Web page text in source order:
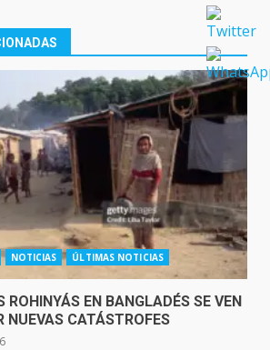
NOTICIAS ÚLTIMAS NOTICIAS
ROHINYÁS EN BANGLADÉS SE VEN
NUEVAS CATÁSTROFES